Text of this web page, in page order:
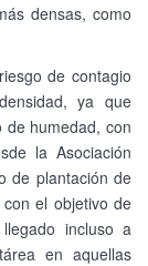
densas, como
de contagio
ya que
de humedad, con
la Asociación
de plantación de
el objetivo de
incluso a
en aquellas